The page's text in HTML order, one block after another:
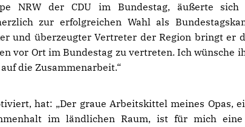
NRW der CDU im Bundestag, äußerte sich
zur erfolgreichen Wahl als
und überzeugter Vertreter der Region bringt er
vor Ort im Bundestag zu vertreten. Ich wünsche
die Zusammenarbeit.“
hat: „Der graue Arbeitskittel meines Opas,
im ländlichen Raum, ist für mich eine